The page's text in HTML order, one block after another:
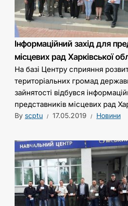
Інформаційний захід для
місцевих рад Харківської
На базі Центру сприяння
територіальних громад
зайнятості відбувся
представників місцевих рад
By scptu 17.05.2019 Новини